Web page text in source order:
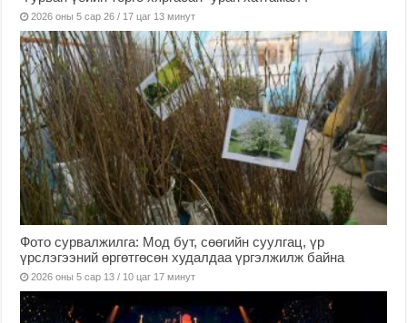
2026 оны 5 сар 26 / 17 цаг 13 минут
Фото сурвалжилга: Мод бут, сөөгийн суулгац, үр
үрслэгээний өргөтгөсөн худалдаа үргэлжилж байна
2026 оны 5 сар 13 / 10 цаг 17 минут